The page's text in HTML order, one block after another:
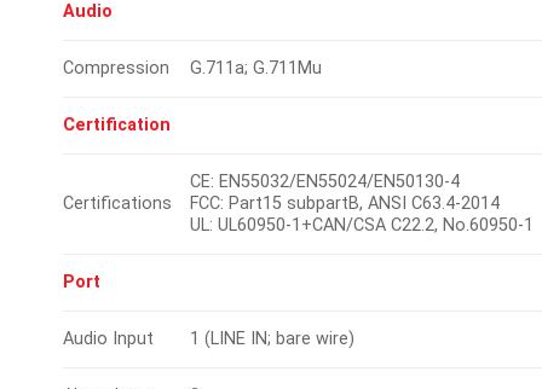
Audio
Compression G.711a; G.711Mu
Certification
Certifications
CE: EN55032/EN55024/EN50130-4
FCC: Part15 subpartB, ANSI C63.4-2014
UL: UL60950-1+CAN/CSA C22.2, No.60950-1
Port
Audio Input 1 (LINE IN; bare wire)